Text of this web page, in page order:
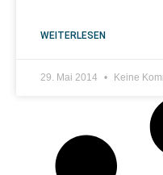
WEITERLESEN
29. Mai 2014 Keine